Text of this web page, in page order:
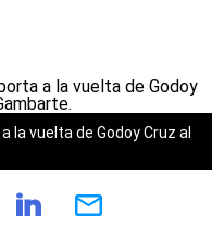
la vuelta de Godoy Cruz al